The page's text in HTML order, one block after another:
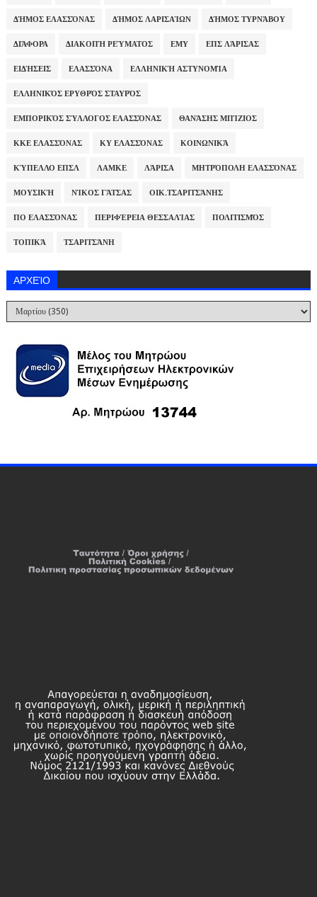
ΔΉΜΟΣ ΕΛΑΣΣΌΝΑΣ ΔΉΜΟΣ ΛΑΡΙΣΑΊΩΝ ΔΉΜΟΣ ΤΥΡΝΆΒΟΥ
ΔΙΆΦΟΡΑ ΔΙΑΚΟΠΉ ΡΕΎΜΑΤΟΣ ΕΜΥ ΕΠΣ ΛΆΡΙΣΑΣ
ΕΙΔΉΣΕΙΣ ΕΛΑΣΣΌΝΑ ΕΛΛΗΝΙΚΉ ΑΣΤΥΝΟΜΊΑ
ΕΛΛΗΝΙΚΌΣ ΕΡΥΘΡΌΣ ΣΤΑΥΡΌΣ
ΕΜΠΟΡΙΚΌΣ ΣΎΛΛΟΓΟΣ ΕΛΑΣΣΌΝΑΣ ΘΑΝΆΣΗΣ ΜΠΊΖΙΟΣ
ΚΚΕ ΕΛΑΣΣΌΝΑΣ ΚΥ ΕΛΑΣΣΌΝΑΣ ΚΟΙΝΩΝΙΚΆ
ΚΎΠΕΛΛΟ ΕΠΣΛ ΛΑΜΚΕ ΛΆΡΙΣΑ ΜΗΤΡΌΠΟΛΗ ΕΛΑΣΣΌΝΑΣ
ΜΟΥΣΙΚΉ ΝΊΚΟΣ ΓΆΤΣΑΣ ΟΙΚ.ΤΣΑΡΙΤΣΆΝΗΣ
ΠΟ ΕΛΑΣΣΌΝΑΣ ΠΕΡΙΦΈΡΕΙΑ ΘΕΣΣΑΛΊΑΣ ΠΟΛΙΤΙΣΜΌΣ
ΤΟΠΙΚΆ ΤΣΑΡΙΤΣΆΝΗ
ΑΡΧΕΊΟ